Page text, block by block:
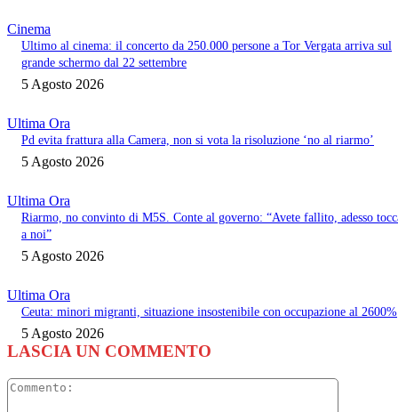
Cinema
Ultimo al cinema: il concerto da 250.000 persone a Tor Vergata arriva sul
grande schermo dal 22 settembre
5 Agosto 2026
Ultima Ora
Pd evita frattura alla Camera, non si vota la risoluzione ‘no al riarmo’
5 Agosto 2026
Ultima Ora
Riarmo, no convinto di M5S. Conte al governo: “Avete fallito, adesso
a noi”
5 Agosto 2026
Ultima Ora
Ceuta: minori migranti, situazione insostenibile con occupazione al 2600%
5 Agosto 2026
LASCIA UN COMMENTO